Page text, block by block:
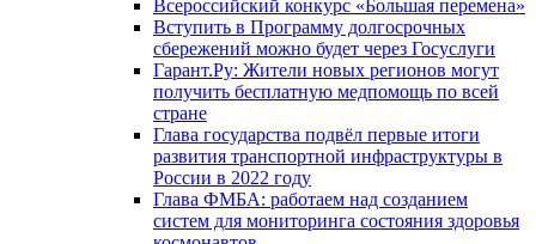
Всероссийский конкурс «Большая перемена»
Вступить в Программу долгосрочных
сбережений можно будет через Госуслуги
Гарант.Ру: Жители новых регионов могут
получить бесплатную медпомощь по всей
стране
Глава государства подвёл первые итоги
развития транспортной инфраструктуры в
России в 2022 году
Глава ФМБА: работаем над созданием
систем для мониторинга состояния здоровья